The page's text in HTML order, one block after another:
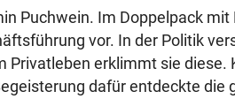
Puchwein. Im Doppelpack mit
vor. In der Politik
Privatleben erklimmt sie diese.
dafür entdeckte die